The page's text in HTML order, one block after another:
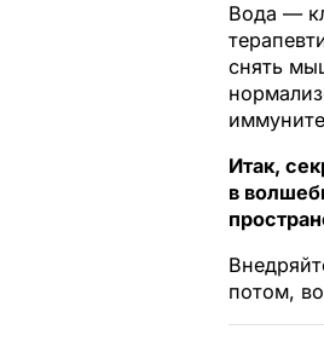
Вода —
снять
Итак,
в
потом,